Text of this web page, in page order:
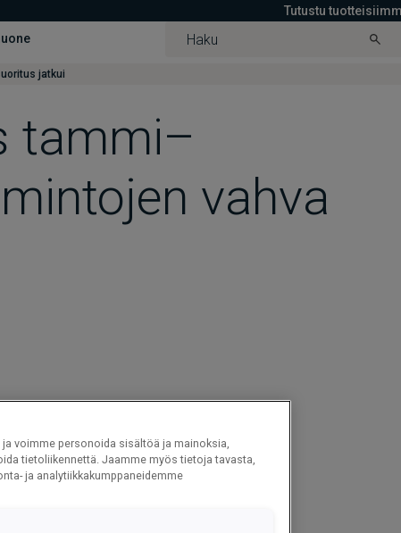
Tutustu
jatkui
tammi–
vahva
voimme personoida sisältöä ja mainoksia,
tietoliikennettä. Jaamme myös tietoja tavasta,
ja analytiikkakumppaneidemme